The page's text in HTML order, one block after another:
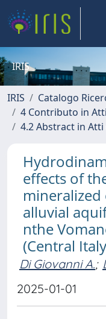
IRIS
IRIS
Catalogo
4 Contributo in
4.2 Abstract in
effects of
alluvial
nthe
(Central
Di Giovanni A.;
2025-01-01